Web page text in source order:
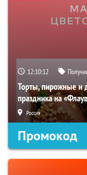
12:10:11
Торты, пирожные и
праздника на
Россия
Промокод